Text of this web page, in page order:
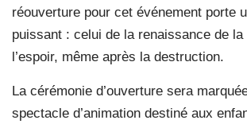
réouverture pour cet événement porte
puissant : celui de la renaissance de
l’espoir, même après la destruction.
La cérémonie d’ouverture sera
spectacle d’animation destiné aux